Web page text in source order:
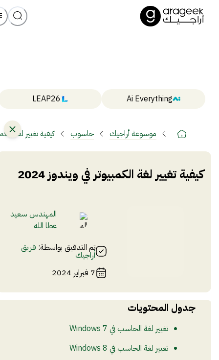
Ai Everything
LEAP26
موسوعة أراجيك حاسوب كيفية تغيير لغة
كيفية تغيير لغة الكمبيوتر في ويندوز 2024
المهندس سعيد
عطا الله
تم التدقيق بواسطة: فريق
أراجيك
7 فبراير 2024
جدول المحتويات
تغيير لغة الحاسب في Windows 7
تغيير لغة الحاسب في Windows 8